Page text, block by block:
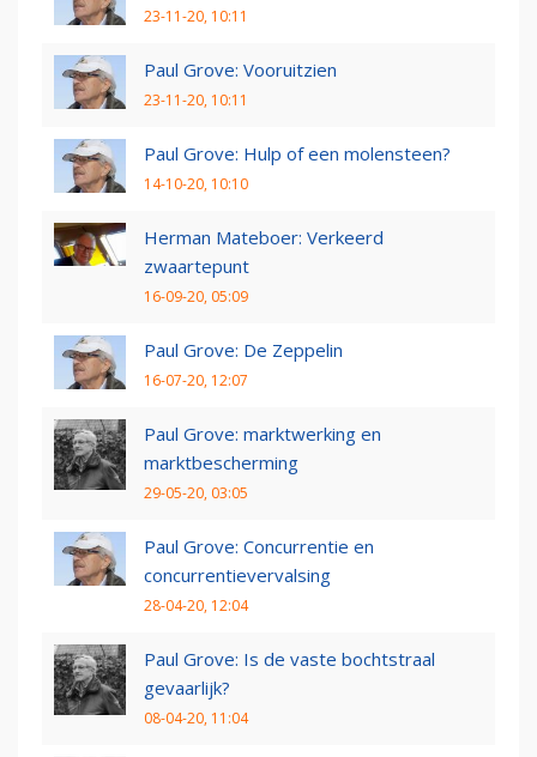
23-11-20, 10:11
Paul Grove: Vooruitzien
23-11-20, 10:11
Paul Grove: Hulp of een molensteen?
14-10-20, 10:10
Herman Mateboer: Verkeerd
zwaartepunt
16-09-20, 05:09
Paul Grove: De Zeppelin
16-07-20, 12:07
Paul Grove: marktwerking en
marktbescherming
29-05-20, 03:05
Paul Grove: Concurrentie en
concurrentievervalsing
28-04-20, 12:04
Paul Grove: Is de vaste bochtstraal
gevaarlijk?
08-04-20, 11:04